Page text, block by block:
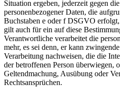
Situation ergeben, jederzeit gegen
personenbezogener Daten, die
Buchstaben e oder f DSGVO
gilt auch für ein auf diese
Verantwortliche verarbeitet die
mehr, es sei denn, er kann
Verarbeitung nachweisen, die die
der betroffenen Person überwiegen,
Geltendmachung, Ausübung oder
Rechtsansprüchen.